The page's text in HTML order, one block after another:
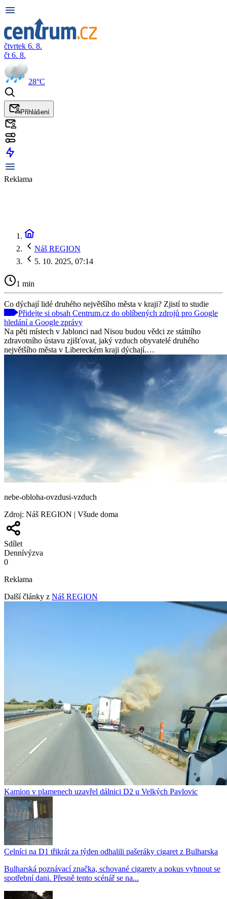
čtvrtek 6. 8.
čt 6. 8.
28°C
Přihlášení
Reklama
Náš REGION
5. 10. 2025, 07:14
1 min
Co dýchají lidé druhého největšího města v kraji? Zjistí to studie
Přidejte si obsah Centrum.cz do oblíbených zdrojů pro Google
hledání a Google zprávy
Na pěti místech v Jablonci nad Nisou budou vědci ze státního
zdravotního ústavu zjišťovat, jaký vzduch obyvatelé druhého
největšího města v Libereckém kraji dýchají.…
nebe-obloha-ovzdusi-vzduch
Zdroj: Náš REGION | Všude doma
Sdílet
Dennívýzva
0
Reklama
Další články z Náš REGION
Kamion v plamenech uzavřel dálnici D2 u Velkých Pavlovic
Celníci na D1 třikrát za týden odhalili pašeráky cigaret z Bulharska
Bulharská poznávací značka, schované cigarety a pokus vyhnout se
spotřební dani. Přesně tento scénář se na...